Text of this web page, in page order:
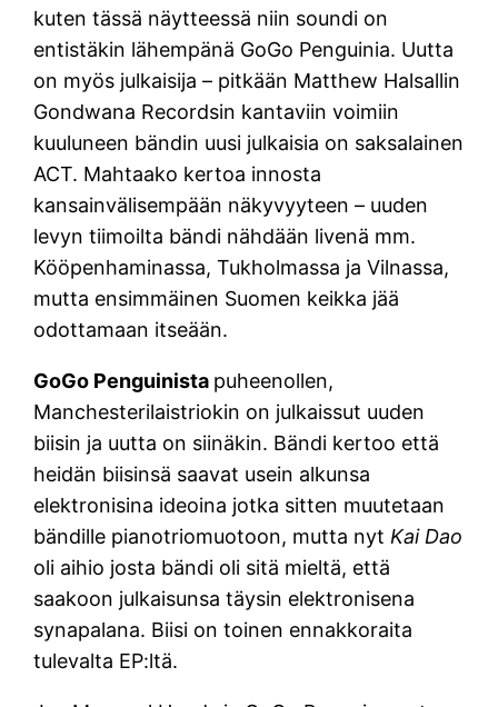
kuten tässä näytteessä niin soundi on
entistäkin lähempänä GoGo Penguinia. Uutta
on myös julkaisija – pitkään Matthew Halsallin
Gondwana Recordsin kantaviin voimiin
kuuluneen bändin uusi julkaisia on saksalainen
ACT. Mahtaako kertoa innosta
kansainvälisempään näkyvyyteen – uuden
levyn tiimoilta bändi nähdään livenä mm.
Kööpenhaminassa, Tukholmassa ja Vilnassa,
mutta ensimmäinen Suomen keikka jää
odottamaan itseään.
GoGo Penguinista puheenollen,
Manchesterilaistriokin on julkaissut uuden
biisin ja uutta on siinäkin. Bändi kertoo että
heidän biisinsä saavat usein alkunsa
elektronisina ideoina jotka sitten muutetaan
bändille pianotriomuotoon, mutta nyt Kai Dao
oli aihio josta bändi oli sitä mieltä, että
saakoon julkaisunsa täysin elektronisena
synapalana. Biisi on toinen ennakkoraita
tulevalta EP:ltä.